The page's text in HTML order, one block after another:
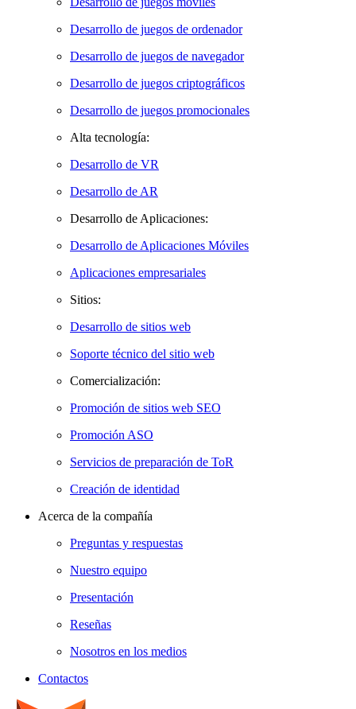
Desarrollo de juegos de ordenador
Desarrollo de juegos de navegador
Desarrollo de juegos criptográficos
Desarrollo de juegos promocionales
Alta tecnología:
Desarrollo de VR
Desarrollo de AR
Desarrollo de Aplicaciones:
Desarrollo de Aplicaciones Móviles
Aplicaciones empresariales
Sitios:
Desarrollo de sitios web
Soporte técnico del sitio web
Comercialización:
Promoción de sitios web SEO
Promoción ASO
Servicios de preparación de ToR
Creación de identidad
Acerca de la compañía
Preguntas y respuestas
Nuestro equipo
Presentación
Reseñas
Nosotros en los medios
Contactos